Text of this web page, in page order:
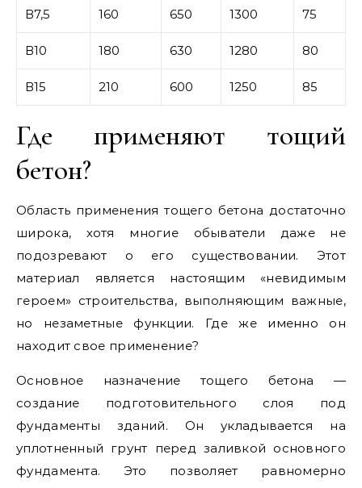
В7,5 160 650 1300 75
В10 180 630 1280 80
В15 210 600 1250 85
Где применяют тощий
бетон?
Область применения тощего бетона достаточно
широка, хотя многие обыватели даже не
подозревают о его существовании. Этот
материал является настоящим «невидимым
героем» строительства, выполняющим важные,
но незаметные функции. Где же именно он
находит свое применение?
Основное назначение тощего бетона —
создание подготовительного слоя под
фундаменты зданий. Он укладывается на
уплотненный грунт перед заливкой основного
фундамента. Это позволяет равномерно